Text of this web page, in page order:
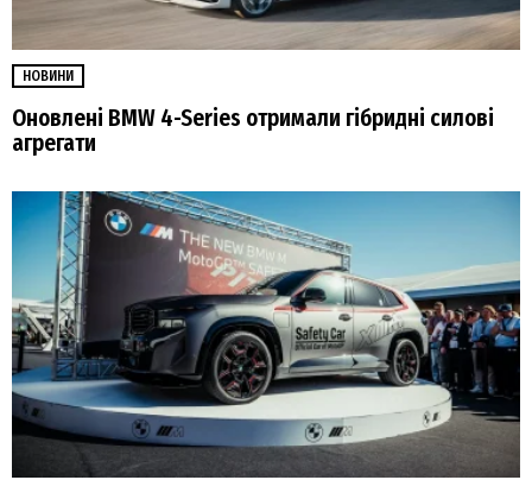
НОВИНИ
Оновлені BMW 4-Series отримали гібридні силові
агрегати